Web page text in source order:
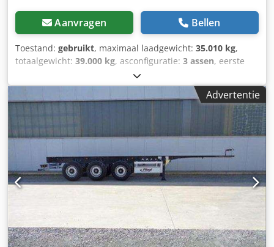
Aanvragen Bellen
Toestand: gebruikt, maximaal laadgewicht: 35.010 kg,
totaalgewicht: 39.000 kg, asconfiguratie: 3 assen, eerste
, Uitrusting:
UB345 ----* Exterieuruitrusting: * Aslastindicator *
Uitschuifbare underrunbeveiliging * ECE-markering ----*
Techniek: * BPW-assen met schijfremmen * Banden 385/55
22.5 * Profiel diepte in mm: 1e as: 11/11 2e as: 11/11 3e as:
10/10 * Containeropname 45 ft HC * Containeropname 30
ft * Leeggewicht 3.990 kg * Koppelhoogte 1.100 mm * TÜV
keuring: 09/26 SP: * Leasingvoorbeeld: Looptijd 48
maanden, €289 maandtermijn, aanbetaling 10% (uw
"gebruikte" kan ook), slottermijn 10%. Djdpfozcibbox Ag
Deck * Levering bij u mogelijk. Inruil/ Lease/ Financiering.
Wij maken het mogelijk!
Advertentie